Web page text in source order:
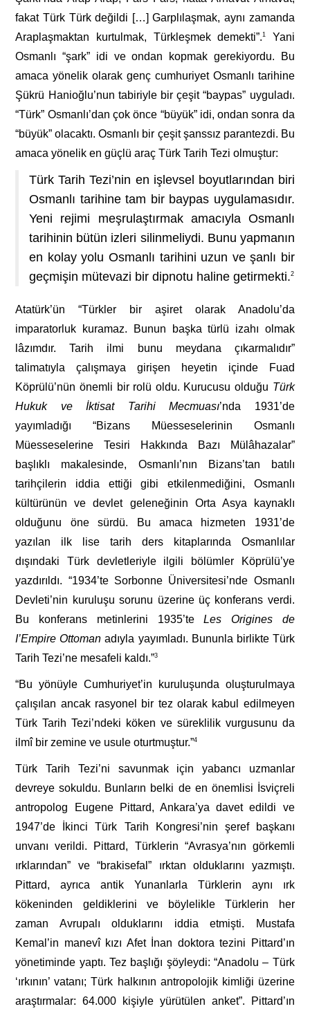
fakat Türk Türk değildi […] Garplılaşmak, aynı zamanda
Araplaşmaktan kurtulmak, Türkleşmek demekti”.1
Yani
Osmanlı “şark” idi ve ondan kopmak gerekiyordu. Bu
amaca yönelik olarak genç cumhuriyet Osmanlı tarihine
Şükrü Hanioğlu’nun tabiriyle bir çeşit “baypas” uyguladı.
“Türk” Osmanlı’dan çok önce “büyük” idi, ondan sonra da
“büyük” olacaktı. Osmanlı bir çeşit şanssız parantezdi. Bu
amaca yönelik en güçlü araç Türk Tarih Tezi olmuştur:
Türk Tarih Tezi’nin en işlevsel boyutlarından biri
Osmanlı tarihine tam bir baypas uygulamasıdır.
Yeni rejimi meşrulaştırmak amacıyla Osmanlı
tarihinin bütün izleri silinmeliydi. Bunu yapmanın
en kolay yolu Osmanlı tarihini uzun ve şanlı bir
geçmişin mütevazi bir dipnotu haline getirmekti.2
Atatürk’ün “Türkler bir aşiret olarak Anadolu’da
imparatorluk kuramaz. Bunun başka türlü izahı olmak
lâzımdır. Tarih ilmi bunu meydana çıkarmalıdır”
talimatıyla çalışmaya girişen heyetin içinde Fuad
Köprülü’nün önemli bir rolü oldu. Kurucusu olduğu Türk
Hukuk ve İktisat TarihiMecmuası’nda 1931’de
yayımladığı “Bizans Müesseselerinin Osmanlı
Müesseselerine Tesiri Hakkında Bazı Mülâhazalar”
başlıklı makalesinde, Osmanlı’nın Bizans’tan batılı
tarihçilerin iddia ettiği gibi etkilenmediğini, Osmanlı
kültürünün ve devlet geleneğinin Orta Asya kaynaklı
olduğunu öne sürdü. Bu amaca hizmeten 1931’de
yazılan ilk lise tarih ders kitaplarında Osmanlılar
dışındaki Türk devletleriyle ilgili bölümler Köprülü’ye
yazdırıldı. “1934’te Sorbonne Üniversitesi’nde Osmanlı
Devleti’nin kuruluşu sorunu üzerine üç konferans verdi.
Bu konferans metinlerini 1935’teLes Origines
de
I’Empire Ottoman adıyla yayımladı. Bununla birlikte Türk
Tarih Tezi’ne mesafeli kaldı.”3
“Bu yönüyle Cumhuriyet’in kuruluşunda oluşturulmaya
çalışılan ancak rasyonel bir tez olarak kabul edilmeyen
Türk Tarih Tezi’ndeki köken ve süreklilik vurgusunu da
ilmî bir zemine ve usule oturtmuştur.”4
Türk Tarih Tezi’ni savunmak için yabancı uzmanlar
devreye sokuldu. Bunların belki de en önemlisi İsviçreli
antropolog Eugene Pittard, Ankara’ya davet edildi ve
1947’de İkinci Türk Tarih Kongresi’nin şeref başkanı
unvanı verildi. Pittard, Türklerin “Avrasya’nın görkemli
ırklarından” ve “brakisefal” ırktan olduklarını yazmıştı.
Pittard, ayrıca antik Yunanlarla Türklerin aynı ırk
kökeninden geldiklerini ve böylelikle Türklerin her
zaman Avrupalı olduklarını iddia etmişti. Mustafa
Kemal’in manevî kızı Afet İnan doktora tezini Pittard’ın
yönetiminde yaptı. Tez başlığı şöyleydi: “Anadolu – Türk
‘ırkının’ vatanı; Türk halkının antropolojik kimliği üzerine
araştırmalar: 64.000 kişiyle yürütülen anket”. Pittard’ın